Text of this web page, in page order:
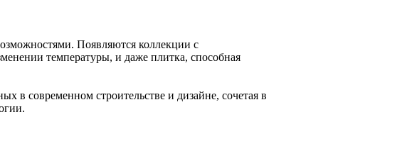
Появляются коллекции с
температуры, и даже плитка, способная
в современном строительстве и дизайне, сочетая в